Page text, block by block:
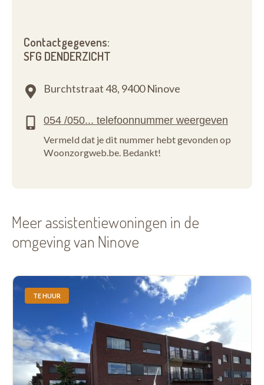
Contactgegevens:
SFG DENDERZICHT
Burchtstraat 48, 9400 Ninove
Vermeld dat je dit nummer hebt gevonden op
Woonzorgweb.be. Bedankt!
Meer assistentiewoningen in de
omgeving van Ninove
TE HUUR